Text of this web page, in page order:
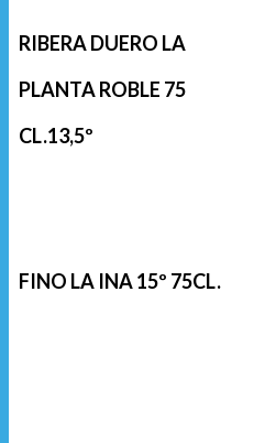
RIBERA DUERO LA
PLANTA ROBLE 75
CL.13,5º
FINO LA INA 15º 75CL.